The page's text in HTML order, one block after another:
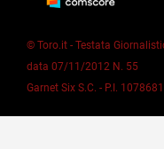
© Toro.it - Testata
data 07/11/2012 N. 55
Garnet Six S.C. - P.I.